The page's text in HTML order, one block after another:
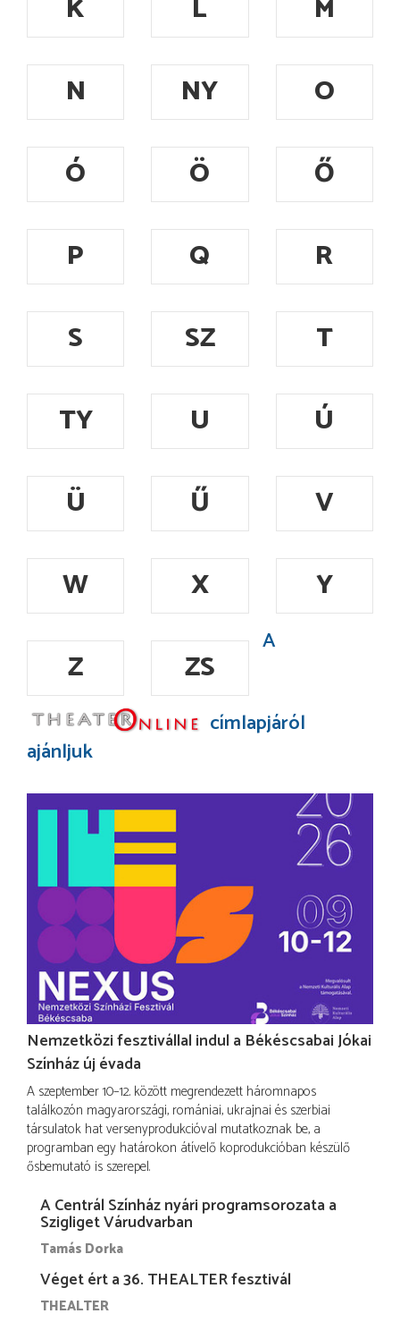
K L
M
N
NY
O
Ó
Ö
Ő
P
Q
R
S
SZ
T
TY
U
Ú
Ü
Ű
V
W
X
Y
Z
ZS
A
címlapjáról
ajánljuk
Nemzetközi fesztivállal indul a Békéscsabai Jókai
Színház új évada
A szeptember 10–12. között megrendezett háromnapos
találkozón magyarországi, romániai, ukrajnai és szerbiai
társulatok hat versenyprodukcióval mutatkoznak be, a
programban egy határokon átívelő koprodukcióban készülő
ősbemutató is szerepel.
A Centrál Színház nyári programsorozata a
Szigliget Várudvarban
Tamás Dorka
Véget ért a 36. THEALTER fesztivál
THEALTER